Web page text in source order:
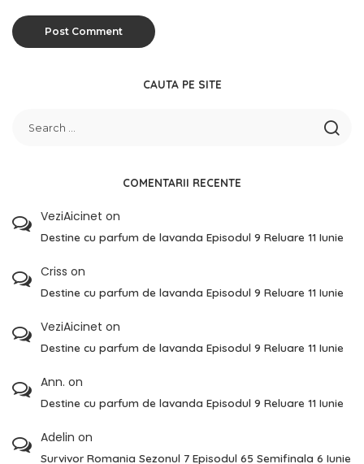
CAUTA PE SITE
COMENTARII RECENTE
VeziAicinet on
Destine cu parfum de lavanda Episodul 9 Reluare 11 Iunie
Criss on
Destine cu parfum de lavanda Episodul 9 Reluare 11 Iunie
VeziAicinet on
Destine cu parfum de lavanda Episodul 9 Reluare 11 Iunie
Ann. on
Destine cu parfum de lavanda Episodul 9 Reluare 11 Iunie
Adelin on
Survivor Romania Sezonul 7 Episodul 65 Semifinala 6 Iunie